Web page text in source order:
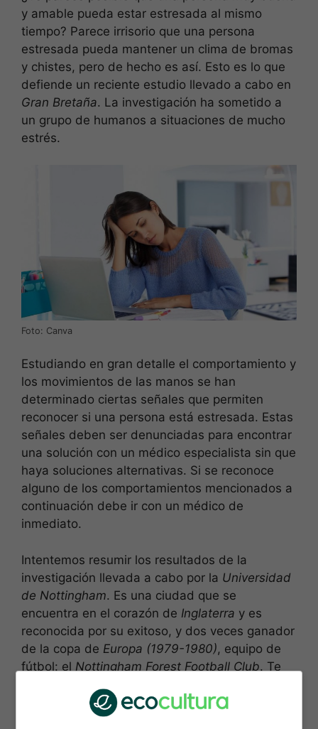
y amable pueda estar estresada al mismo
tiempo? Parece irrisorio que una persona
estresada pueda mantener un clima de bromas
y chistes, pero de hecho es así. Esto es lo que
defiende un reciente estudio llevado a cabo en
Gran Bretaña. La investigación ha sometido a
un grupo de humanos a situaciones de mucho
estrés.
Foto: Canva
Estudiando en gran detalle el comportamiento y
los movimientos de las manos se han
determinado ciertas señales que permiten
reconocer si una persona está estresada. Estas
señales deben ser denunciadas para encontrar
una solución con un médico especialista sin que
haya soluciones alternativas. Si se reconoce
alguno de los comportamientos mencionados a
continuación debe ir con un médico de
inmediato.
Intentemos resumir los resultados de la
investigación llevada a cabo por la Universidad
de Nottingham. Es una ciudad que se
encuentra en el corazón de Inglaterra y es
reconocida por su exitoso, y dos veces ganador
de la copa de Europa (1979-1980), equipo de
fútbol: el Nottingham Forest Football Club. Te
que vincula el estrés con la amabilidad.